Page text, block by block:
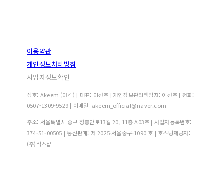
이용약관
개인정보처리방침
사업자정보확인
상호: Akeem (아킴) | 대표: 이선호 | 개인정보관리책임자: 이선호 | 전화:
0507-1309-9529 | 이메일: akeem_official@naver.com
주소: 서울특별시 중구 장충단로13길 20, 11층 A03호 | 사업자등록번호:
374-51-00505 | 통신판매: 제 2025-서울중구-1090 호 | 호스팅제공자:
(주)식스샵